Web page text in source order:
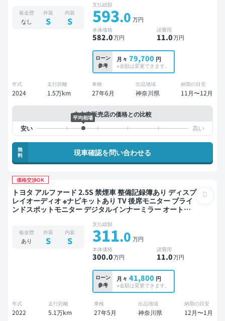
レコーダー 衝突軽減 両側電動スライドドア 7人乗り
板金歴
なし
外装
S
内装
S
支払総額
593.0 万円
本体価格
582.0万円
諸費用
11.0万円
ローン
参考
月々 79,700 円
※金額は変更できます。
年式
2024
走行距離
1.5万km
車検
27年6月
出品地域
神奈川県
納期の目安
11月〜12月
中古車販売店の価格との比較
平均相場
無
料
現車確認を問い合わせる
価格交渉OK
トヨタ アルファード 2.5S 禁煙車 整備記録簿あり ディスプ
レイオーディオ ※ナビキットあり TV 後席モニター ブライ
ンドスポットモニター デジタルインナーミラー オートク
メラ ドライブレコーダー 衝突軽減 両側電動スライドドア
8人乗り
板金歴
あり
外装
S
内装
S
支払総額
311.0 万円
本体価格
300.0万円
諸費用
11.0万円
ローン
参考
月々 41,800 円
※金額は変更できます。
年式
2022
走行距離
5.1万km
車検
27年5月
出品地域
神奈川県
納期の目安
12月〜1月